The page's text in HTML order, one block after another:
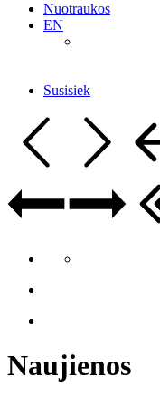
Nuotraukos
EN
Susisiek
Naujienos